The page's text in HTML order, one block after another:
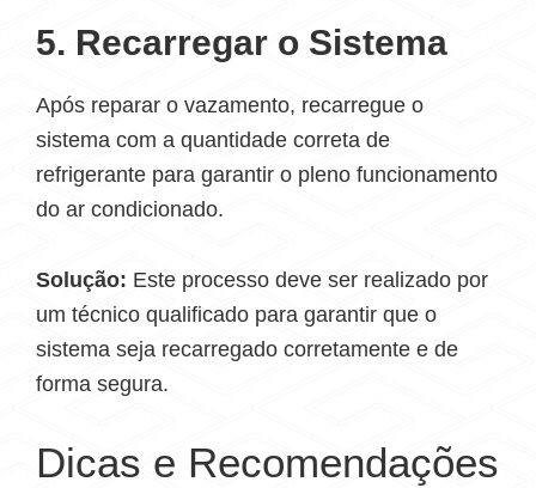
5. Recarregar o Sistema
Após reparar o vazamento, recarregue o
sistema com a quantidade correta de
refrigerante para garantir o pleno funcionamento
do ar condicionado.
Solução: Este processo deve ser realizado por
um técnico qualificado para garantir que o
sistema seja recarregado corretamente e de
forma segura.
Dicas e Recomendações